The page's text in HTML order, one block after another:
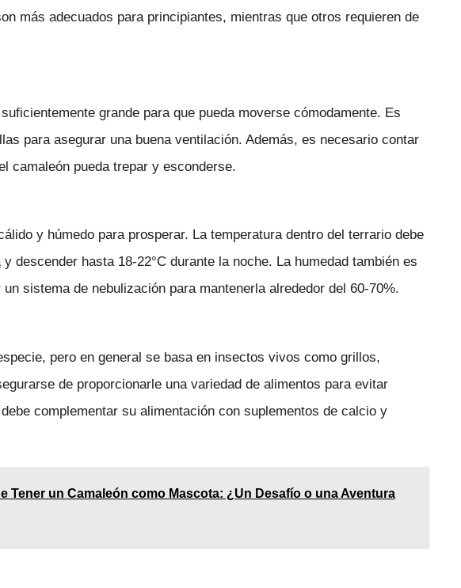
más adecuados para principiantes, mientras que otros requieren de
grande para que pueda moverse cómodamente. Es
para asegurar una buena ventilación. Además, es necesario contar
camaleón pueda trepar y esconderse.
y húmedo para prosperar. La temperatura dentro del terrario debe
y descender hasta 18-22°C durante la noche. La humedad también es
sistema de nebulización para mantenerla alrededor del 60-70%.
pero en general se basa en insectos vivos como grillos,
de proporcionarle una variedad de alimentos para evitar
complementar su alimentación con suplementos de calcio y
Tener un Camaleón como Mascota: ¿Un Desafío o una Aventura